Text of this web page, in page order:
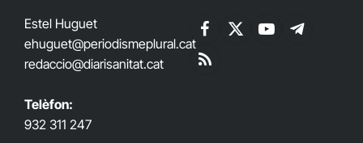
Estel Huguet
ehuguet@periodismeplural.cat
redaccio@diarisanitat.cat
Telèfon:
932 311 247
Facebook
X
YouTubeTelegram
RSS